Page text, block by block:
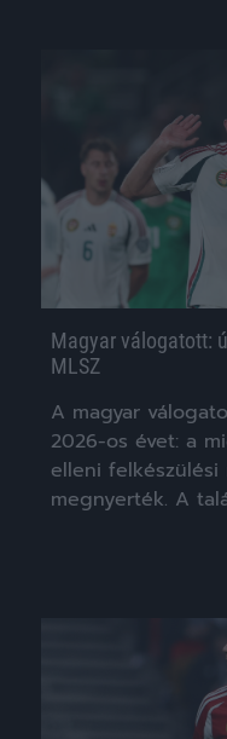
Magyar válogatott:
MLSZ
A magyar
2026-os évet: a
elleni felkészülési
megnyerték. A